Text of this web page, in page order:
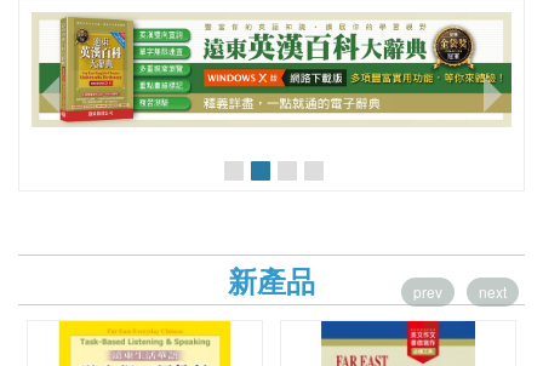
新產品 prev next